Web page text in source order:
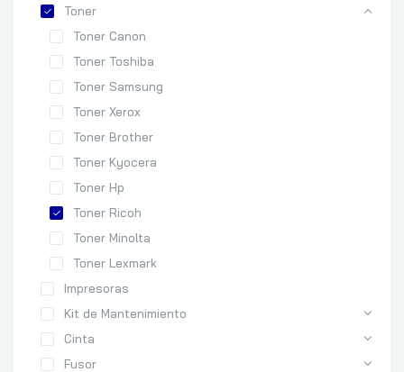
Toner
Toner Canon
Toner Toshiba
Toner Samsung
Toner Xerox
Toner Brother
Toner Kyocera
Toner Hp
Toner Ricoh
Toner Minolta
Toner Lexmark
Impresoras
Kit de Mantenimiento
Cinta
Fusor